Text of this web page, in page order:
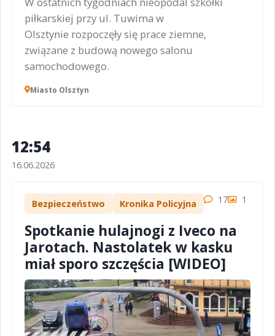
piłkarskiej przy ul. Tuwima w
Olsztynie rozpoczęły się prace ziemne,
związane z budową nowego salonu
samochodowego.
Miasto Olsztyn
12:54
16.06.2026
Bezpieczeństwo Kronika Policyjna 17 1
Spotkanie hulajnogi z Iveco na
Jarotach. Nastolatek w kasku
miał sporo szczęścia [WIDEO]